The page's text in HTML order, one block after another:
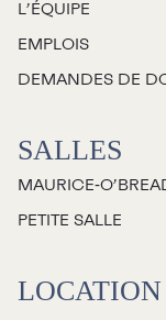
Les
Les
camp
L’ÉQUIPE
EMPLOIS
DEMANDES DE
SALLES
PETITE SALLE
LOCATION